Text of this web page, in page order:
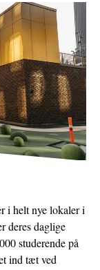
i helt nye lokaler i
deres daglige
studerende på
ind tæt ved